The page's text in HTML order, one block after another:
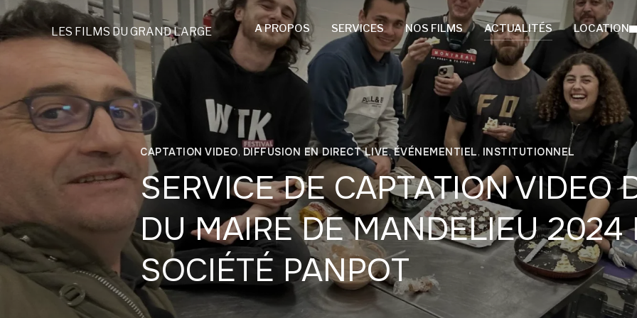
LES FILMS DU GRAND LARGE A PROPOS SERVICES NOS FILMS ACTUALITÉS LOCATION
CAPTATION VIDEO,DIFFUSION EN DIRECT LIVE,ÉVÉNEMENTIEL, INSTITUTIONNEL
SERVICE DE CAPTATION VIDEO
DU MAIRE DE MANDELIEU 2024
SOCIÉTÉ PANPOT